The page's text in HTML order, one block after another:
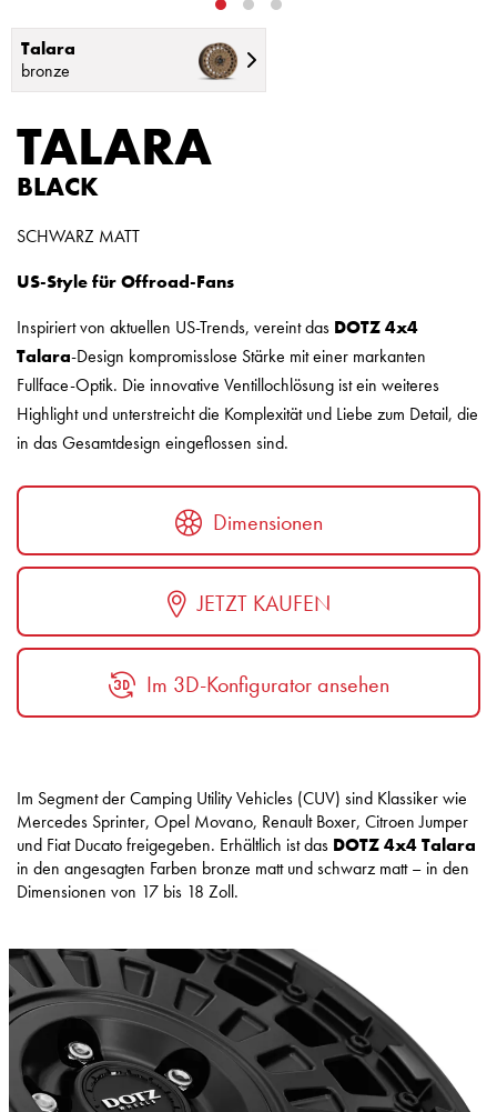
Talara
bronze
TALARA
BLACK
SCHWARZ MATT
US-Style für Offroad-Fans
Inspiriert von aktuellen US-Trends, vereint das DOTZ 4x4
Talara-Design kompromisslose Stärke mit einer markanten
Fullface-Optik. Die innovative Ventillochlösung ist ein weiteres
Highlight und unterstreicht die Komplexität und Liebe zum Detail, die
in das Gesamtdesign eingeflossen sind.
Dimensionen
JETZT KAUFEN
Im 3D-Konfigurator ansehen
Im Segment der Camping Utility Vehicles (CUV) sind Klassiker wie
Mercedes Sprinter, Opel Movano, Renault Boxer, Citroen Jumper
und Fiat Ducato freigegeben. Erhältlich ist das DOTZ 4x4 Talara
in den angesagten Farben bronze matt und schwarz matt – in den
Dimensionen von 17 bis 18 Zoll.